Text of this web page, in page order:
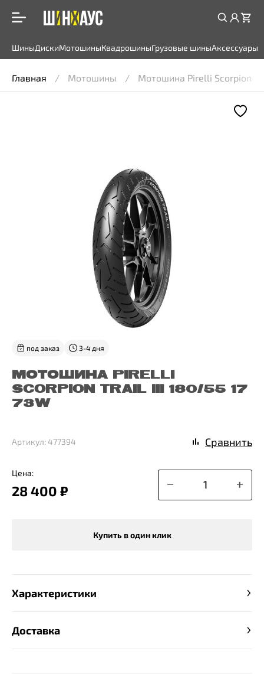
ШиныДискиМотошиныКвадрошиныГрузовые шиныАксессуары
Главная Мотошины Мотошина Pirelli Scorpion
МОТОШИНА PIRELLI
SCORPION TRAIL III 180/55 17
73W
под заказ 3-4 дня
Цена:
28 400 ₽
Купить в один клик
Артикул: 477394 Сравнить
Характеристики
Доставка